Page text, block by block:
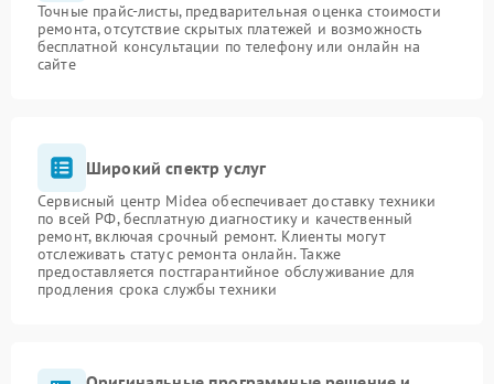
Точные прайс-листы, предварительная оценка стоимости
ремонта, отсутствие скрытых платежей и возможность
бесплатной консультации по телефону или онлайн на
сайте
Широкий спектр услуг
Сервисный центр Midea обеспечивает доставку техники
по всей РФ, бесплатную диагностику и качественный
ремонт, включая срочный ремонт. Клиенты могут
отслеживать статус ремонта онлайн. Также
предоставляется постгарантийное обслуживание для
продления срока службы техники